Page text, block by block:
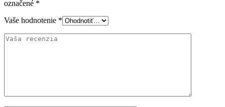
označené *
Vaše hodnotenie *